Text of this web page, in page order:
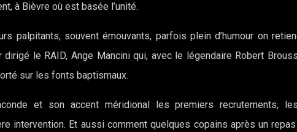
à Bièvre où est basée l’unité.
palpitants, souvent émouvants, parfois plein d’humour on
le RAID, Ange Mancini qui, avec le légendaire Robert
sur les fonts baptismaux.
et son accent méridional les premiers recrutements,
intervention. Et aussi comment quelques copains après un